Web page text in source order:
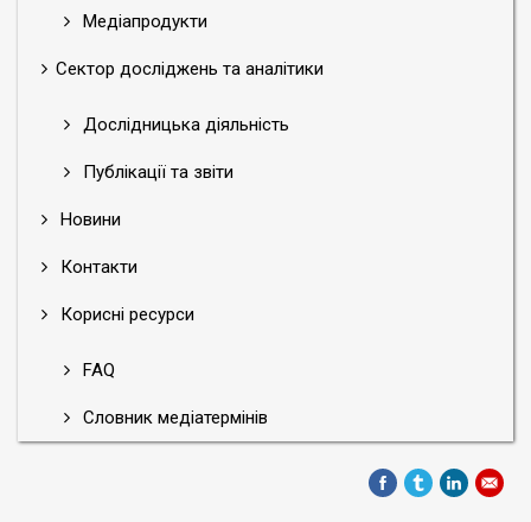
Медіапродукти
Сектор досліджень та аналітики
Дослідницька діяльність
Публікації та звіти
Новини
Контакти
Корисні ресурси
FAQ
Словник медіатермінів